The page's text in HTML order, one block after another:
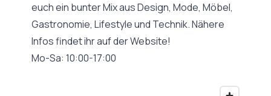
euch ein bunter Mix aus Design, Mode, Möbel,
Gastronomie, Lifestyle und Technik. Nähere
Infos findet ihr auf der Website!
Mo-Sa: 10:00-17:00